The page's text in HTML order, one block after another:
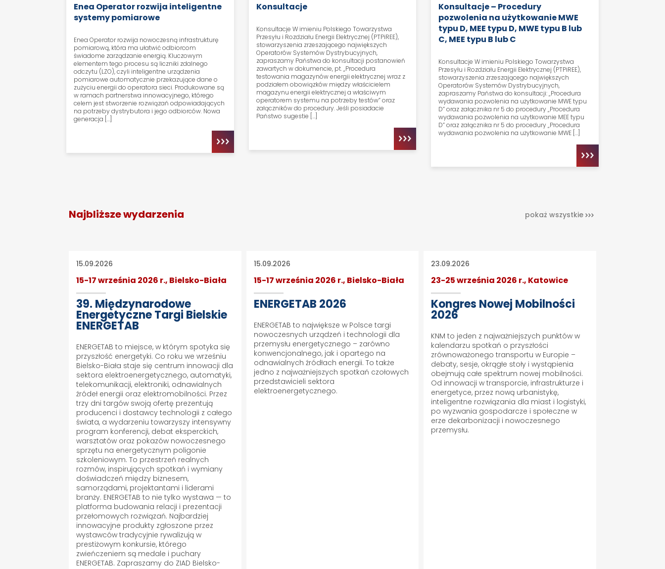
Enea Operator rozwija inteligentne
systemy pomiarowe
Enea Operator rozwija nowoczesną infrastrukturę
pomiarową, która ma ułatwić odbiorcom
świadome zarządzanie energią. Kluczowym
elementem tego procesu są liczniki zdalnego
odczytu (LZO), czyli inteligentne urządzenia
pomiarowe automatycznie przekazujące dane o
zużyciu energii do operatora sieci. Produkowane są
w ramach partnerstwa innowacyjnego, którego
celem jest stworzenie rozwiązań odpowiadających
na potrzeby dystrybutora i jego odbiorców. Nowa
generacja […]
Konsultacje
Konsultacje W imieniu Polskiego Towarzystwa
Przesyłu i Rozdziału Energii Elektrycznej (PTPiREE),
stowarzyszenia zrzeszającego największych
Operatorów Systemów Dystrybucyjnych,
zapraszamy Państwa do konsultacji postanowień
zawartych w dokumencie, pt. „Procedura
testowania magazynów energii elektrycznej wraz z
podziałem obowiązków między właścicielem
magazynu energii elektrycznej a właściwym
operatorem systemu na potrzeby testów” oraz
załączników do procedury. Jeśli posiadacie
Państwo sugestie […]
Konsultacje – Procedury
pozwolenia na użytkowanie MWE
typu D, MEE typu D, MWE typu B lub
C, MEE typu B lub C
Konsultacje W imieniu Polskiego Towarzystwa
Przesyłu i Rozdziału Energii Elektrycznej (PTPiREE),
stowarzyszenia zrzeszającego największych
Operatorów Systemów Dystrybucyjnych,
zapraszamy Państwa do konsultacji: „Procedura
wydawania pozwolenia na użytkowanie MWE typu
D” oraz załącznika nr 5 do procedury „Procedura
wydawania pozwolenia na użytkowanie MEE typu
D” oraz załącznika nr 5 do procedury „Procedura
wydawania pozwolenia na użytkowanie MWE […]
Najbliższe wydarzenia pokaż wszystkie
15.09.2026
15-17 września 2026 r., Bielsko-Biała
39. Międzynarodowe
Energetyczne Targi Bielskie
ENERGETAB
ENERGETAB to miejsce, w którym spotyka się
przyszłość energetyki. Co roku we wrześniu
Bielsko-Biała staje się centrum innowacji dla
sektora elektroenergetycznego, automatyki,
telekomunikacji, elektroniki, odnawialnych
źródeł energii oraz elektromobilności. Przez
trzy dni targów swoją ofertę prezentują
producenci i dostawcy technologii z całego
świata, a wydarzeniu towarzyszy intensywny
program konferencji, debat eksperckich,
warsztatów oraz pokazów nowoczesnego
sprzętu na energetycznym poligonie
szkoleniowym. To przestrzeń realnych
rozmów, inspirujących spotkań i wymiany
doświadczeń między biznesem,
samorządami, projektantami i liderami
branży. ENERGETAB to nie tylko wystawa — to
platforma budowania relacji i prezentacji
przełomowych rozwiązań. Najbardziej
innowacyjne produkty zgłoszone przez
wystawców tradycyjnie rywalizują w
prestiżowym konkursie, którego
zwieńczeniem są medale i puchary
ENERGETAB. Zapraszamy do ZIAD Bielsko-
15.09.2026
15-17 września 2026 r., Bielsko-Biała
ENERGETAB 2026
ENERGETAB to największe w Polsce targi
nowoczesnych urządzeń i technologii dla
przemysłu energetycznego – zarówno
konwencjonalnego, jak i opartego na
odnawialnych źródłach energii. To także
jedno z najważniejszych spotkań czołowych
przedstawicieli sektora
elektroenergetycznego.
23.09.2026
23-25 września 2026 r., Katowice
Kongres Nowej Mobilności
2026
KNM to jeden z najważniejszych punktów w
kalendarzu spotkań o przyszłości
zrównoważonego transportu w Europie –
debaty, sesje, okrągłe stoły i wystąpienia
obejmują całe spektrum nowej mobilności.
Od innowacji w transporcie, infrastrukturze i
energetyce, przez nową urbanistykę,
inteligentne rozwiązania dla miast i logistyki,
po wyzwania gospodarcze i społeczne w
erze dekarbonizacji i nowoczesnego
przemysłu.